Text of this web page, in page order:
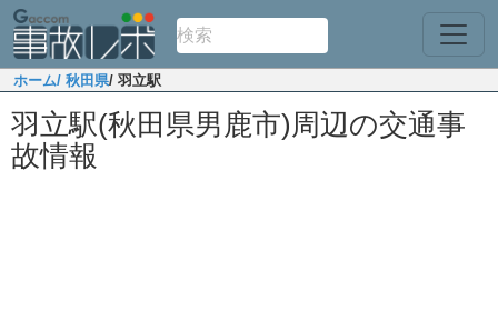
ホーム/ 秋田県/ 羽立駅
羽立駅(秋田県男鹿市)周辺の交通事
故情報